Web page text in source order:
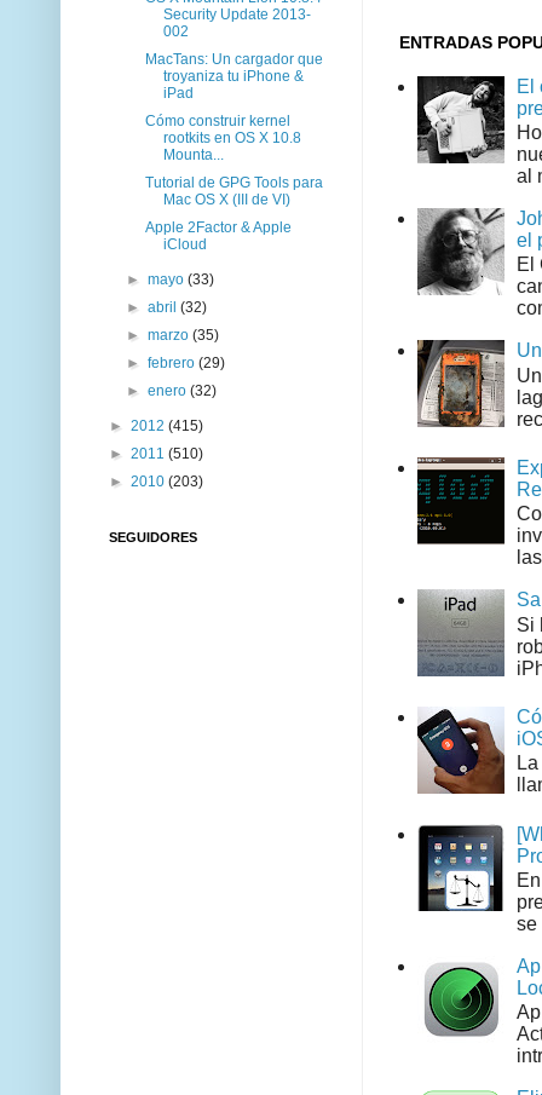
ENTRADAS
El
al
el
El
Si
se
Security Update 2013-
002
MacTans: Un cargador que
troyaniza tu iPhone &
iPad
Cómo construir kernel
rootkits en OS X 10.8
Mounta...
Tutorial de GPG Tools para
Mac OS X (III de VI)
Apple 2Factor & Apple
iCloud
►mayo(33)
►abril(32)
►marzo(35)
►febrero(29)
►enero(32)
► 2012 (415)
► 2011 (510)
► 2010 (203)
SEGUIDORES